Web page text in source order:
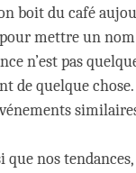
boit du café
mettre un
n’est pas
de quelque chose.
nos tendances,